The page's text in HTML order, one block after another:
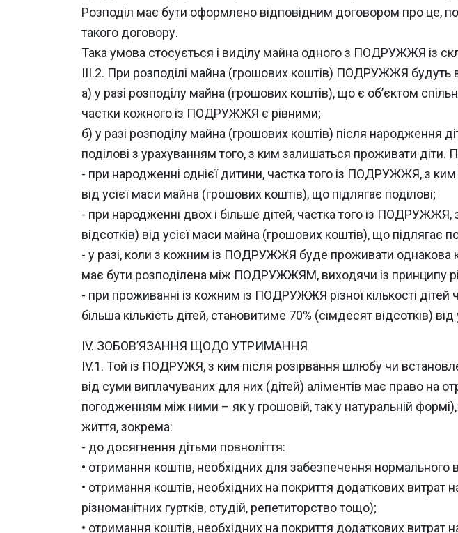
Розподіл має бути оформлено відповідним договором про це,
такого договору.
Така умова стосується і виділу майна одного з ПОДРУЖЖЯ із
ІІІ.2. При розподілі майна (грошових коштів) ПОДРУЖЖЯ будуть
а) у разі розподілу майна (грошових коштів), що є об’єктом
частки кожного із ПОДРУЖЖЯ є рівними;
б) у разі розподілу майна (грошових коштів) після народження
поділові з урахуванням того, з ким залишаться проживати діти.
- при народженні однієї дитини, частка того із ПОДРУЖЖЯ, з
від усієї маси майна (грошових коштів), що підлягає поділові;
- при народженні двох і більше дітей, частка того із ПОДРУЖЖЯ,
відсотків) від усієї маси майна (грошових коштів), що підлягає
- у разі, коли з кожним із ПОДРУЖЖЯ буде проживати однакова
має бути розподілена між ПОДРУЖЖЯМ, виходячи із принципу
- при проживанні із кожним із ПОДРУЖЖЯ різної кількості
більша кількість дітей, становитиме 70% (сімдесят відсотків)
IV. ЗОБОВ’ЯЗАННЯ ЩОДО УТРИМАННЯ
IV.1. Той із ПОДРУЖЯ, з ким після розірвання шлюбу чи
від суми виплачуваних для них (дітей) аліментів має право на
погодженням між ними – як у грошовій, так у натуральній
життя, зокрема:
- до досягнення дітьми повноліття:
• отримання коштів, необхідних для забезпечення нормального
• отримання коштів, необхідних на покриття додаткових витрат
різноманітних гуртків, студій, репетиторство тощо);
• отримання коштів, необхідних на покриття додаткових витрат